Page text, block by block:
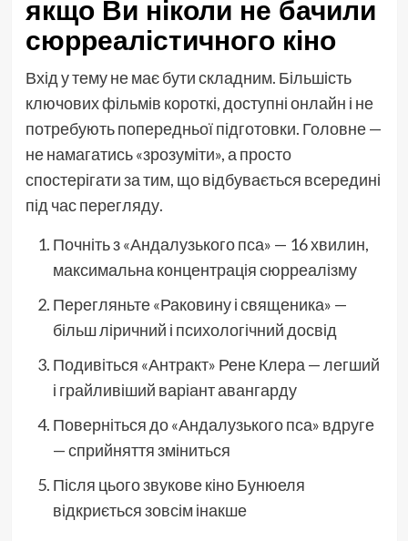
якщо Ви ніколи не бачили
сюрреалістичного кіно
Вхід у тему не має бути складним. Більшість
ключових фільмів короткі, доступні онлайн і не
потребують попередньої підготовки. Головне —
не намагатись «зрозуміти», а просто
спостерігати за тим, що відбувається всередині
під час перегляду.
Почніть з «Андалузького пса» — 16 хвилин,
максимальна концентрація сюрреалізму
Перегляньте «Раковину і священика» —
більш ліричний і психологічний досвід
Подивіться «Антракт» Рене Клера — легший
і грайливіший варіант авангарду
Поверніться до «Андалузького пса» вдруге
— сприйняття зміниться
Після цього звукове кіно Бунюеля
відкриється зовсім інакше